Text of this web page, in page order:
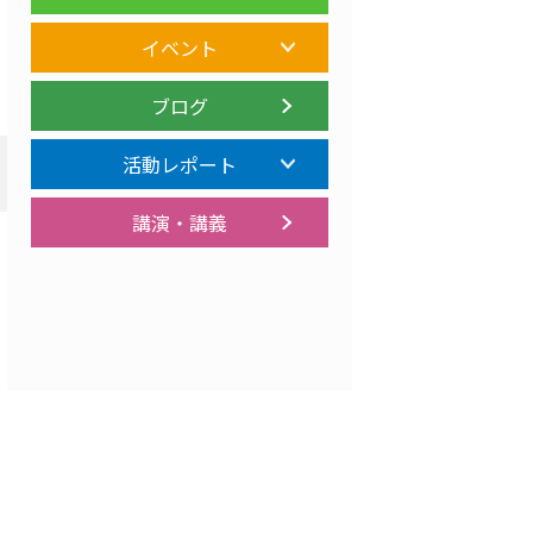
イベント
ブログ
活動レポート
講演・講義